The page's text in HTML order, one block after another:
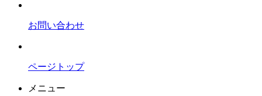
お問い合わせ
ページトップ
メニュー